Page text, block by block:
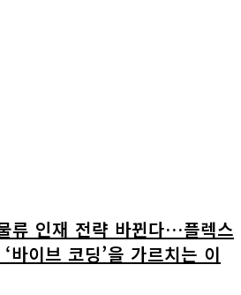
류 인재 전략 바뀐다…플렉스
바이브 코딩’을 가르치는 이